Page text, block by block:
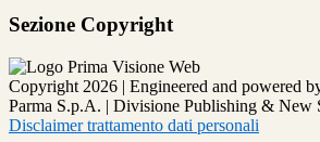
Sezione Copyright
Copyright 2026 | Engineered and powered
Parma S.p.A. | Divisione Publishing & New
Disclaimer trattamento dati personali